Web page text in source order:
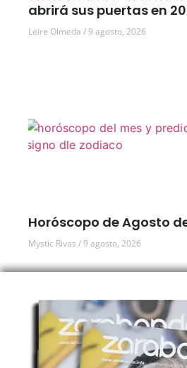
abrirá sus puertas en
Leire Olmeda 9 agosto, 2026
Horóscopo de Agosto
Mystic Rivas 9 agosto, 2026